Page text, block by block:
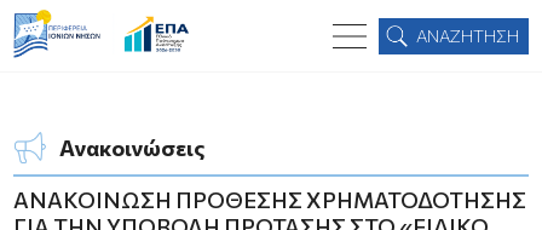
ΑΝΑΖΗΤΗΣΗ
Ανακοινώσεις
ΑΝΑΚΟΙΝΩΣΗ ΠΡΟΘΕΣΗΣ ΧΡΗΜΑΤΟΔΟΤΗΣΗΣ